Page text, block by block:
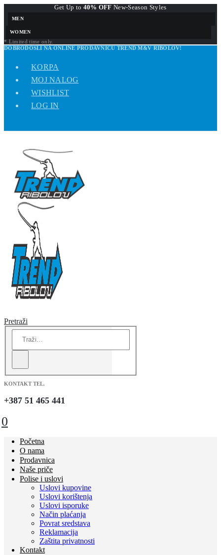
Get Up to 40% OFF New-Season Styles
MEN
WOMEN
* Limited time only.
DOBRODOŠLI NA ONLINE PRODAVNICU TREND M&V RIBOLOV!
KORPA
MOJ NALOG
WISHLIST
LOG IN
Pretraži
KONTAKT TEL.
+387 51 465 441
0
Početna
O nama
Prodavnica
Naše priče
Polise i uslovi
Uslovi kupovine
Uslovi korištenja
Uslovi isporuke
Način plaćanja
Povrat sredstava
Reklamacija
Zaštita privatnosti
Kontakt